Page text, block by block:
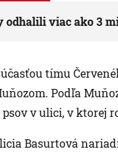
odhalili viac ako 3
tímu
Podľa
v ulici, v ktorej
Basurtová